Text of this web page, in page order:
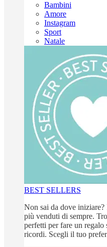
Bambini
Amore
Instagram
Sport
Natale
BEST SELLERS
Non sai da dove
più venduti di sempre.
perfetti per fare un regalo
ricordi. Scegli il tuo